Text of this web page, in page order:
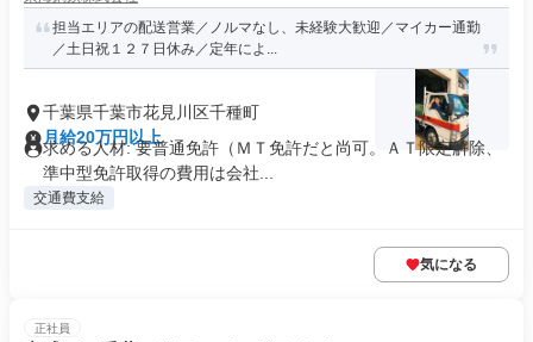
担当エリアの配送営業／ノルマなし、未経験大歓迎／マイカー通勤
／土日祝１２７日休み／定年によ...
千葉県千葉市花見川区千種町
月給20万円以上
求める人材: 要普通免許（ＭＴ免許だと尚可。ＡＴ限定解除、
準中型免許取得の費用は会社...
交通費支給
気になる
正社員